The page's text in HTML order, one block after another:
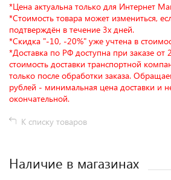
*Цена актуальна только для Интернет
*Стоимость товара может измениться,
подтверждён в течение 3х дней.
*Скидка "-10, -20%" уже учтена в
*Доставка по РФ доступна при заказе от
стоимость доставки транспортной
только после обработки заказа.
рублей - минимальная цена доставки и
окончательной.
К списку товаров
Наличие в магазинах